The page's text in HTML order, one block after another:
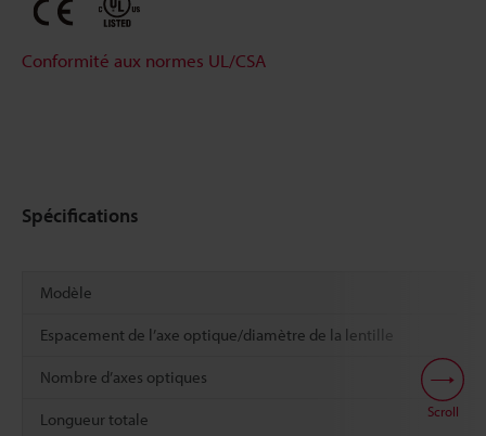
Conformité aux normes UL/CSA
Spécifications
Modèle
Espacement de l’axe optique/diamètre de la lentille
Nombre d’axes optiques
Longueur totale Scroll